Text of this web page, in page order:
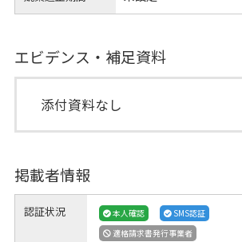
エビデンス・補足資料
添付資料なし
掲載者情報
認証状況 本人確認
SMS認証
適格請求書発行事業者